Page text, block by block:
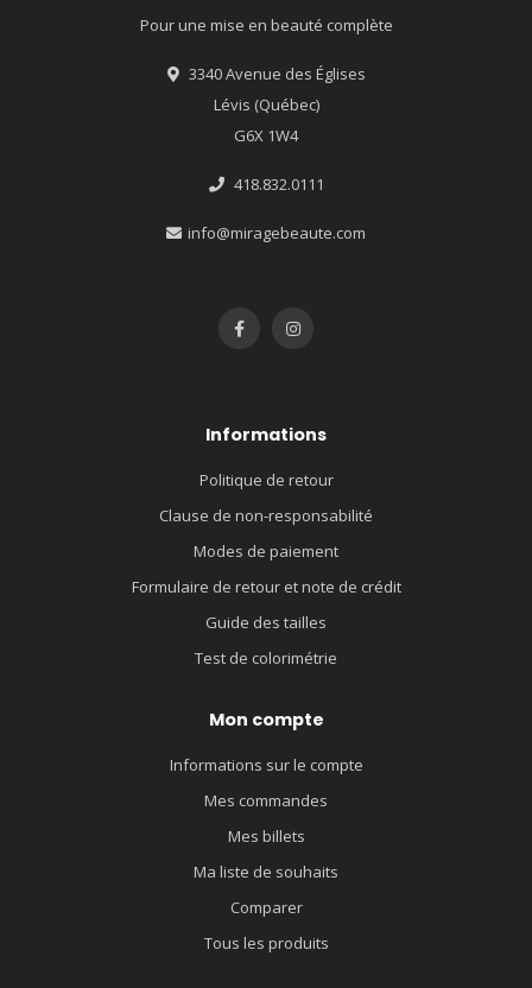
Pour une mise en beauté complète
3340 Avenue des Églises
Lévis (Québec)
G6X 1W4
418.832.0111
info@miragebeaute.com
Informations
Politique de retour
Clause de non-responsabilité
Modes de paiement
Formulaire de retour et note de crédit
Guide des tailles
Test de colorimétrie
Mon compte
Informations sur le compte
Mes commandes
Mes billets
Ma liste de souhaits
Comparer
Tous les produits